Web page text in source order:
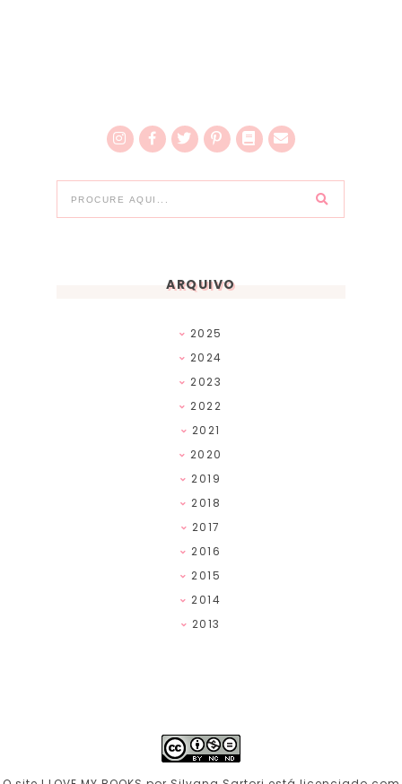
ARQUIVO
2025
2024
2023
2022
2021
2020
2019
2018
2017
2016
2015
2014
2013